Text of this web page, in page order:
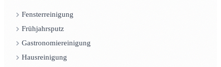
Fensterreinigung
Frühjahrsputz
Gastronomiereinigung
Hausreinigung